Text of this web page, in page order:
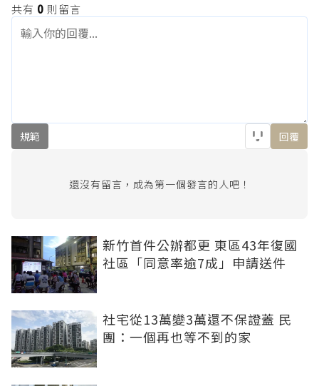
共有 0 則留言
規範 回覆
還沒有留言，成為第一個發言的人吧！
新竹首件公辦都更 東區43年復國
社區「同意率逾7成」申請送件
社宅從13萬變3萬還不保證蓋 民
團：一個再也等不到的家